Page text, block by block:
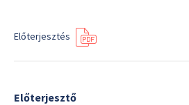
Előterjesztés
Előterjesztő